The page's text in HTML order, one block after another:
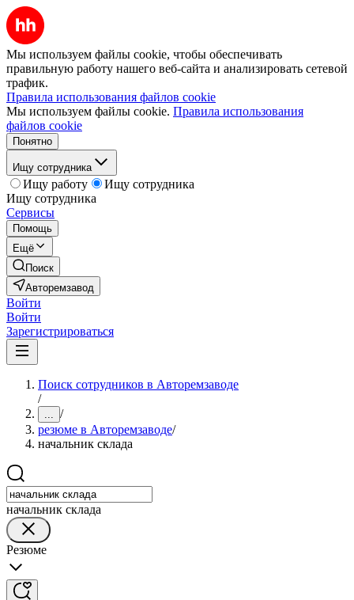
Мы используем файлы cookie, чтобы обеспечивать
правильную работу нашего веб-сайта и анализировать сетевой
трафик.
Правила использования файлов cookie
Мы используем файлы cookie. Правила использования
файлов cookie
Понятно
Ищу сотрудника
Ищу работу
Ищу сотрудника
Ищу сотрудника
Сервисы
Помощь
Ещё
Поиск
Авторемзавод
Войти
Войти
Зарегистрироваться
Поиск сотрудников в Авторемзаводе
/
... /
резюме в Авторемзаводе/
начальник склада
начальник склада
Резюме